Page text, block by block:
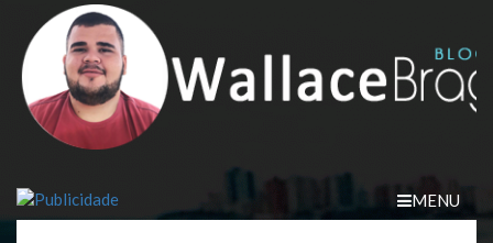
content
MENU